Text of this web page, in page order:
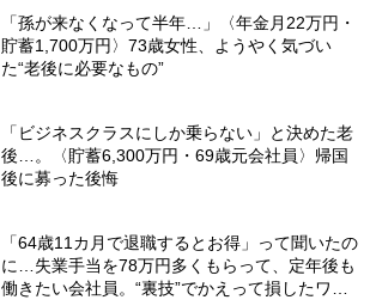
「孫が来なくなって半年…」〈年金月22万円・
貯蓄1,700万円〉73歳女性、ようやく気づい
た“老後に必要なもの”
「ビジネスクラスにしか乗らない」と決めた老
後…。〈貯蓄6,300万円・69歳元会社員〉帰国
後に募った後悔
「64歳11カ月で退職するとお得」って聞いたの
に…失業手当を78万円多くもらって、定年後も
働きたい会社員。“裏技”でかえって損したワケ